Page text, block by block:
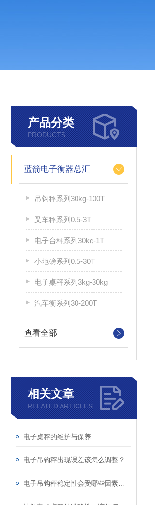
产品分类
PRODUCTS
蓝箭电子衡器总汇
吊钩秤系列30kg-100T
叉车秤系列0.5-3T
电子台秤系列30kg-1T
小地磅系列0.5-30T
电子桌秤系列3kg-30kg
汽车衡系列30-200T
查看全部
相关文章
RELATED ARTICLES
电子桌秤的维护与保养
电子吊钩秤出现误差该怎么调整？